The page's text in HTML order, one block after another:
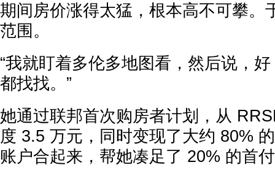
期间房价涨得太猛，根本高不可攀。
范围。
“我就盯着多伦多地图看，然后说，
都找找。”
她通过联邦首次购房者计划，从
度 3.5 万元，同时变现了大约 80%
账户合起来，帮她凑足了 20% 的